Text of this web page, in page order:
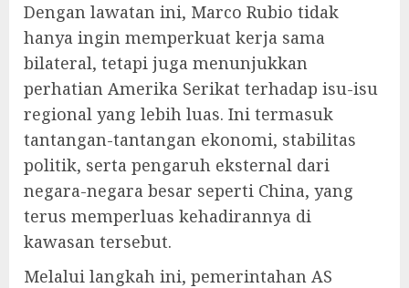
Dengan lawatan ini, Marco Rubio tidak
hanya ingin memperkuat kerja sama
bilateral, tetapi juga menunjukkan
perhatian Amerika Serikat terhadap isu-isu
regional yang lebih luas. Ini termasuk
tantangan-tantangan ekonomi, stabilitas
politik, serta pengaruh eksternal dari
negara-negara besar seperti China, yang
terus memperluas kehadirannya di
kawasan tersebut.
Melalui langkah ini, pemerintahan AS